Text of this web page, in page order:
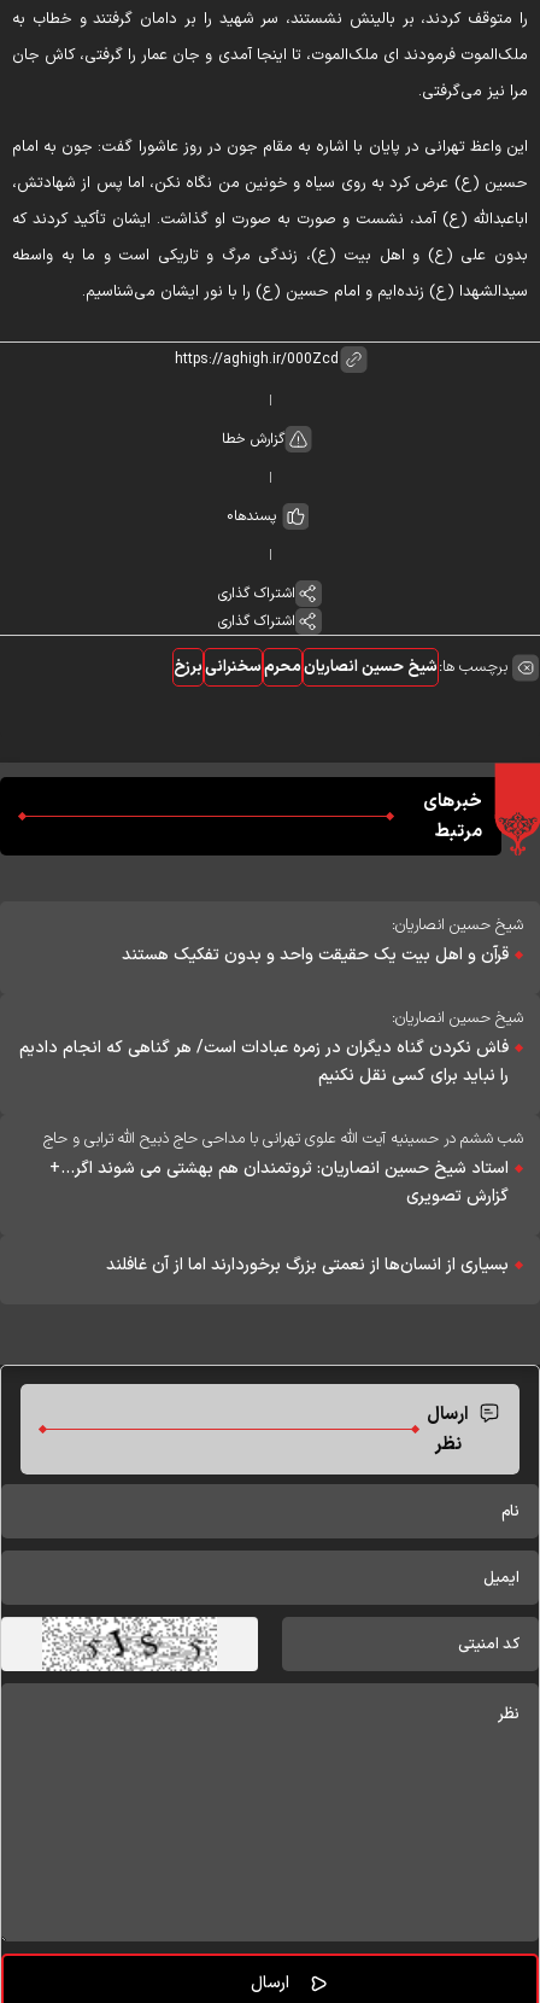
را متوقف کردند، بر بالینش نشستند، سر شهید را بر دامان گرفتند و خطاب به
ملک‌الموت فرمودند ای ملک‌الموت، تا اینجا آمدی و جان عمار را گرفتی، کاش جان
مرا نیز می‌گرفتی.
این واعظ تهرانی در پایان با اشاره به مقام جون در روز عاشورا گفت: جون به امام
حسین (ع) عرض کرد به روی سیاه و خونین من نگاه نکن، اما پس از شهادتش،
اباعبدالله (ع) آمد، نشست و صورت به صورت او گذاشت. ایشان تأکید کردند که
بدون علی (ع) و اهل بیت (ع)، زندگی مرگ و تاریکی است و ما به واسطه
سیدالشهدا (ع) زنده‌ایم و امام حسین (ع) را با نور ایشان می‌شناسیم.
گزارش خطا
پسندها0
اشتراک گذاری
اشتراک گذاری
برچسب ها:شیخ حسین انصاریانمحرمسخنرانیبرزخ
خبرهای
مرتبط
شیخ حسین انصاریان:
قرآن و اهل بیت یک حقیقت واحد و بدون تفکیک هستند
شیخ حسین انصاریان:
فاش نکردن گناه دیگران در زمره عبادات است/ هر گناهی که انجام دادیم
را نباید برای کسی نقل نکنیم
شب ششم در حسینیه آیت الله علوی تهرانی با مداحی حاج ذبیح الله ترابی و حاج
حسین ارضی برگزار شد
استاد شیخ حسین انصاریان: ثروتمندان هم بهشتی می شوند اگر...+
گزارش تصویری
بسیاری از انسان‌ها از نعمتی بزرگ برخوردارند اما از آن غافلند
ارسال
نظر